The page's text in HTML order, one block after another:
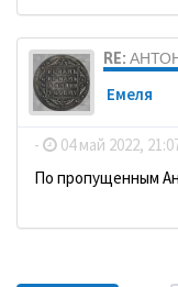
RE:
Емеля
- 04 май 2022,
По пропущенным